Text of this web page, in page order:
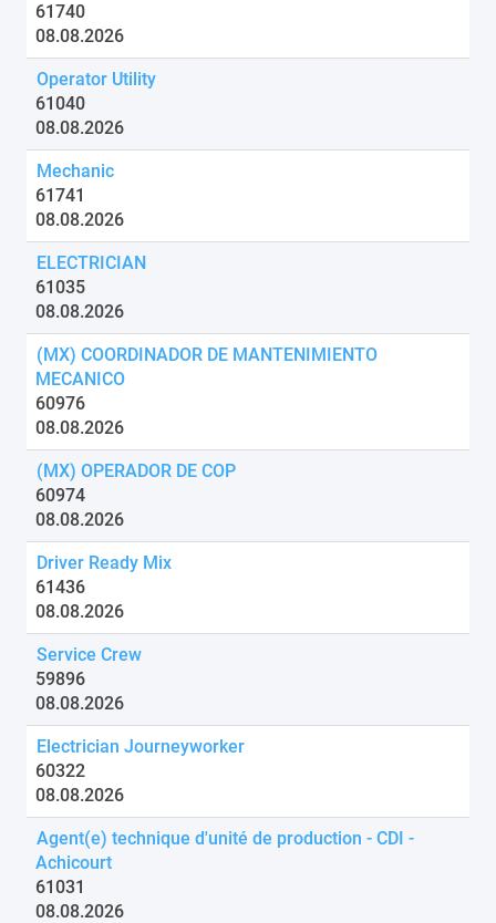
61740
08.08.2026
Operator Utility
61040
08.08.2026
Mechanic
61741
08.08.2026
ELECTRICIAN
61035
08.08.2026
(MX) COORDINADOR DE MANTENIMIENTO
MECANICO
60976
08.08.2026
(MX) OPERADOR DE COP
60974
08.08.2026
Driver Ready Mix
61436
08.08.2026
Service Crew
59896
08.08.2026
Electrician Journeyworker
60322
08.08.2026
Agent(e) technique d'unité de production - CDI -
Achicourt
61031
08.08.2026